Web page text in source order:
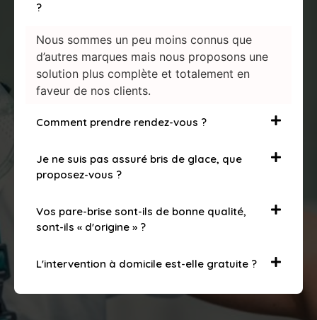
?
Nous sommes un peu moins connus que
d’autres marques mais nous proposons une
solution plus complète et totalement en
faveur de nos clients.
Comment prendre rendez-vous ?
Je ne suis pas assuré bris de glace, que
proposez-vous ?
Vos pare-brise sont-ils de bonne qualité,
sont-ils « d'origine » ?
L'intervention à domicile est-elle gratuite ?